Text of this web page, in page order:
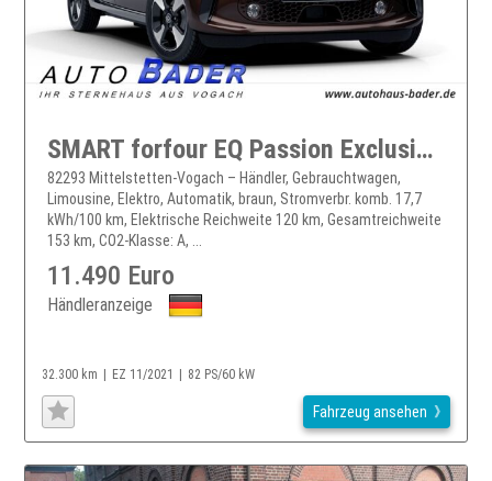
SMART forfour EQ Passion Exclusive 22kW Faltdach JBL
82293 Mittelstetten-Vogach – Händler, Gebrauchtwagen,
Limousine, Elektro, Automatik, braun, Stromverbr. komb. 17,7
kWh/100 km, Elektrische Reichweite 120 km, Gesamtreichweite
153 km, CO2-Klasse: A, ...
11.490 Euro
Händleranzeige
32.300 km EZ 11/2021 82 PS/60 kW
Fahrzeug ansehen